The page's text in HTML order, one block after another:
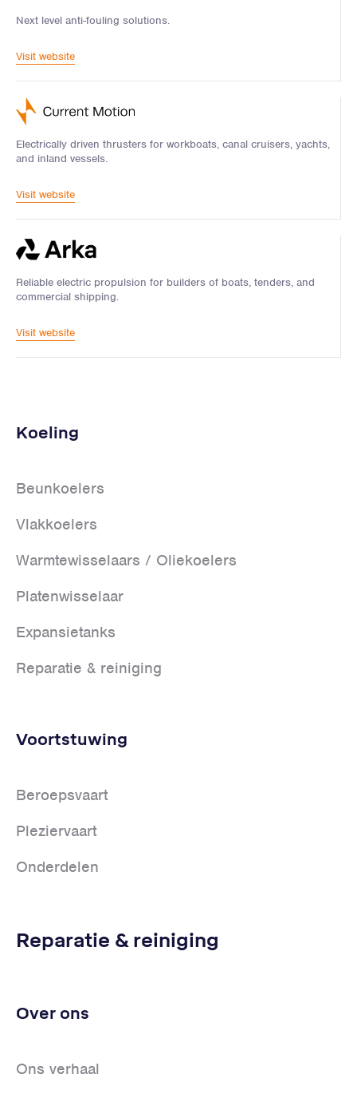
Next level anti-fouling solutions.
Visit website
Electrically driven thrusters for workboats, canal cruisers, yachts,
and inland vessels.
Visit website
Reliable electric propulsion for builders of boats, tenders, and
commercial shipping.
Visit website
Koeling
Beunkoelers
Vlakkoelers
Warmtewisselaars / Oliekoelers
Platenwisselaar
Expansietanks
Reparatie & reiniging
Voortstuwing
Beroepsvaart
Pleziervaart
Onderdelen
Reparatie & reiniging
Over ons
Ons verhaal